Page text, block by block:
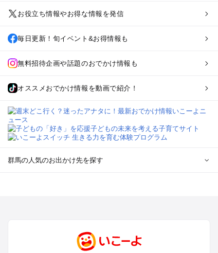
お役立ち情報やお得な情報を発信
毎日更新！旬イベント&お得情報も
無料招待企画や話題のおでかけ情報も
オススメおでかけ情報を動画で紹介！
群馬の人気のお出かけ先を探す
伊香保・渋川のプールお出かけ
赤城・桐生・渡良瀬のプールお出かけ